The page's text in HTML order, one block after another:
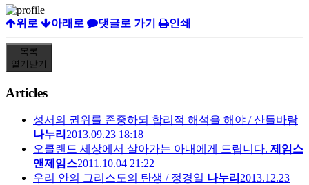
위로 아래로 댓글로 가기 인쇄
목록
열기 닫기
Articles
성서의 권위를 존중하되 합리적 해석을 해야 / 산들바람
나누리 2013.09.23 18:18
오클랜드 세상에서 살아가는 아내에게 드립니다. 제임스
앤제임스2011.10.04 21:22
우리 안의 그리스도의 탄생 / 정경일 나누리 2013.12.23